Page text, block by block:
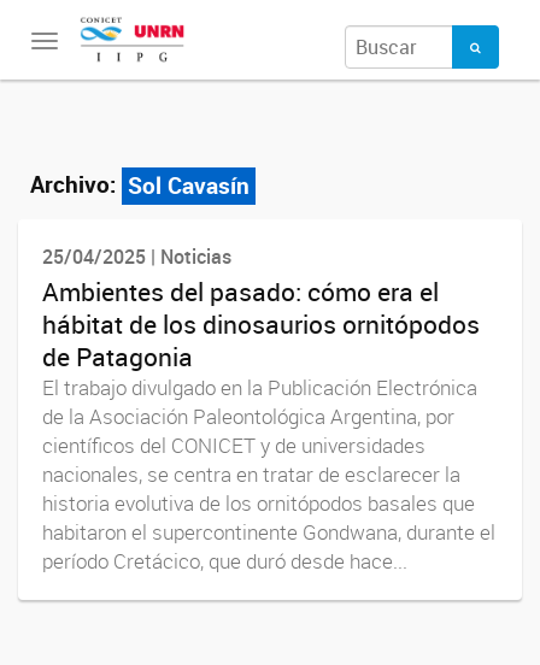
Toggle
navigation
Archivo: Sol Cavasín
25/04/2025 | Noticias
Ambientes del pasado: cómo era el
hábitat de los dinosaurios ornitópodos
de Patagonia
El trabajo divulgado en la Publicación Electrónica
de la Asociación Paleontológica Argentina, por
científicos del CONICET y de universidades
nacionales, se centra en tratar de esclarecer la
historia evolutiva de los ornitópodos basales que
habitaron el supercontinente Gondwana, durante el
período Cretácico, que duró desde hace...